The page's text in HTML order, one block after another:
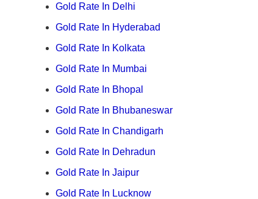
Gold Rate In Delhi
Gold Rate In Hyderabad
Gold Rate In Kolkata
Gold Rate In Mumbai
Gold Rate In Bhopal
Gold Rate In Bhubaneswar
Gold Rate In Chandigarh
Gold Rate In Dehradun
Gold Rate In Jaipur
Gold Rate In Lucknow